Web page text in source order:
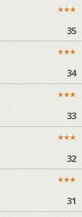
★★★
35
★★★
34
★★★
33
★★★
32
★★★
31